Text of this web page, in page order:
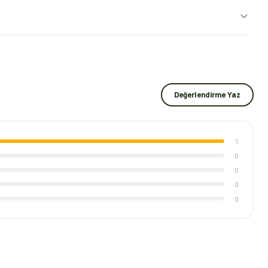
Değerlendirme Yaz
1
0
0
0
0